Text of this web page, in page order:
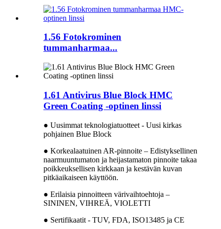
1.56 Fotokrominen
tummanharmaa...
1.61 Antivirus Blue Block HMC
Green Coating -optinen linssi
● Uusimmat teknologiatuotteet - Uusi kirkas
pohjainen Blue Block
● Korkealaatuinen AR-pinnoite – Edistyksellinen
naarmuuntumaton ja heijastamaton pinnoite takaa
poikkeuksellisen kirkkaan ja kestävän kuvan
pitkäaikaiseen käyttöön.
● Erilaisia ​​pinnoitteen värivaihtoehtoja –
SININEN, VIHREÄ, VIOLETTI
● Sertifikaatit - TUV, FDA, ISO13485 ja CE